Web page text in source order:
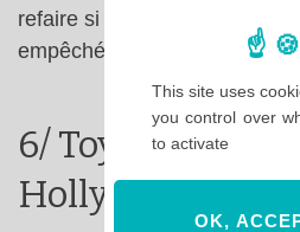
refaire si les temps d’attente
empêché !
6/ Toy Story
Hollywood
This site uses
you control over
to activate
OK,